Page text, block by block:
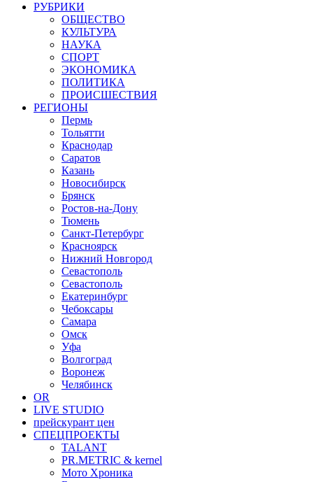
РУБРИКИ
ОБЩЕСТВО
КУЛЬТУРА
НАУКА
СПОРТ
ЭКОНОМИКА
ПОЛИТИКА
ПРОИСШЕСТВИЯ
РЕГИОНЫ
Пермь
Тольятти
Краснодар
Саратов
Казань
Новосибирск
Брянск
Ростов-на-Дону
Тюмень
Санкт-Петербург
Красноярск
Нижний Новгород
Севастополь
Севастополь
Екатеринбург
Чебоксары
Самара
Омск
Уфа
Волгоград
Воронеж
Челябинск
OR
LIVE STUDIO
прейскурант цен
СПЕЦПРОЕКТЫ
TALANT
PR.METRIC & kernel
Мото Хроника